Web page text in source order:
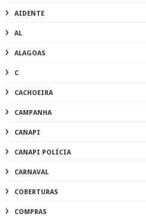
AIDENTE
AL
ALAGOAS
C
CACHOEIRA
CAMPANHA
CANAPI
CANAPI POLÍCIA
CARNAVAL
COBERTURAS
COMPRAS